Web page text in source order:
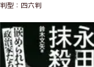
判型：四六判